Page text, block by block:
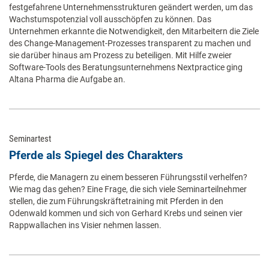
festgefahrene Unternehmensstrukturen geändert werden, um das
Wachstumspotenzial voll ausschöpfen zu können. Das
Unternehmen erkannte die Notwendigkeit, den Mitarbeitern die Ziele
des Change-Management-Prozesses transparent zu machen und
sie darüber hinaus am Prozess zu beteiligen. Mit Hilfe zweier
Software-Tools des Beratungsunternehmens Nextpractice ging
Altana Pharma die Aufgabe an.
Seminartest
Pferde als Spiegel des Charakters
Pferde, die Managern zu einem besseren Führungsstil verhelfen?
Wie mag das gehen? Eine Frage, die sich viele Seminarteilnehmer
stellen, die zum Führungskräftetraining mit Pferden in den
Odenwald kommen und sich von Gerhard Krebs und seinen vier
Rappwallachen ins Visier nehmen lassen.